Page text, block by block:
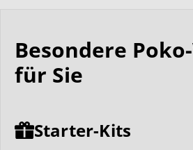
Besondere
für Sie
Starter-Kits